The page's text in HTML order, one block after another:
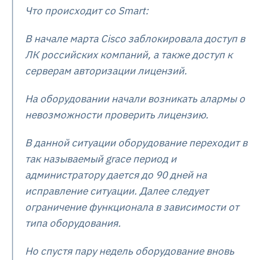
Что происходит со Smart:
В начале марта Cisco заблокировала доступ в
ЛК российских компаний, а также доступ к
серверам авторизации лицензий.
На оборудовании начали возникать алармы о
невозможности проверить лицензию.
В данной ситуации оборудование переходит в
так называемый grace период и
администратору дается до 90 дней на
исправление ситуации. Далее следует
ограничение функционала в зависимости от
типа оборудования.
Но спустя пару недель оборудование вновь